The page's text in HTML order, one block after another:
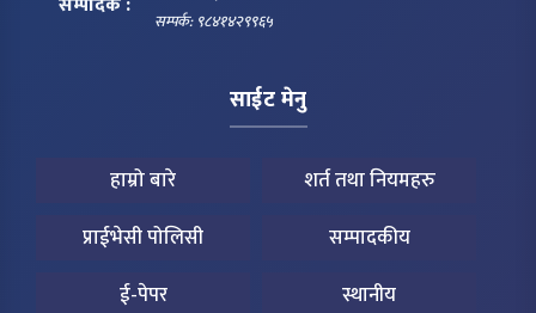
सम्पर्क: ९८४१४२९९६५
साईट मेनु
हाम्रो बारे
शर्त तथा नियमहरु
प्राईभेसी पोलिसी
सम्पादकीय
ई-पेपर
स्थानीय